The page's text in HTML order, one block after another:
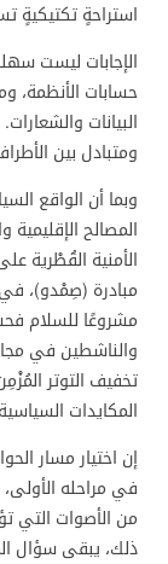
استراحةٍ تكتيكيةٍ
الإجابات ليست
حسابات الأنظمة،
البيانات
ومتبادل بين
وبما أن الواقع
المصالح الإقليمية
الأمنية القُطْرية
مبادرة (صِمْدو)،
مشروعًا للسلام
والناشطين في
تخفيف التوتر
المكايدات
إن اختيار مسار
في مراحله
من الأصوات التي
ذلك، يبقى سؤال